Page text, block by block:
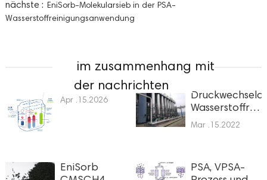
nächste : EniSorb-Molekularsieb in der PSA-
Wasserstoffreinigungsanwendung
im zusammenhang mit
der nachrichten
Apr .15.2026
Mar .15.2022
EniSorb
PSA, VPSA-